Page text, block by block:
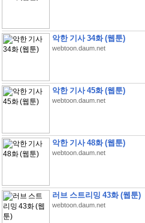
악한 기사 34화 (웹툰)
webtoon.daum.net
악한 기사 45화 (웹툰)
webtoon.daum.net
악한 기사 48화 (웹툰)
webtoon.daum.net
러브 스트리밍 43화 (웹툰)
webtoon.daum.net